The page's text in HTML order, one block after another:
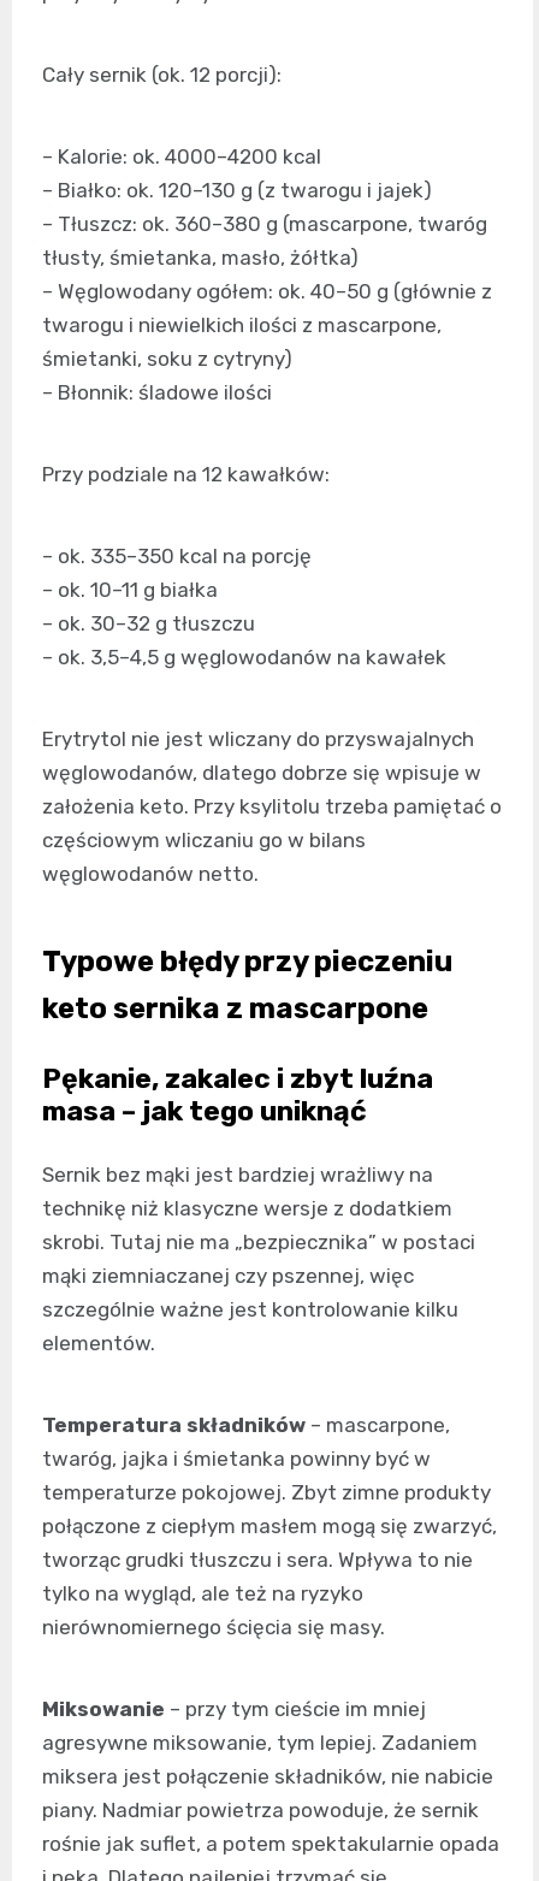
Cały sernik (ok. 12 porcji):
– Kalorie: ok. 4000–4200 kcal
– Białko: ok. 120–130 g (z twarogu i jajek)
– Tłuszcz: ok. 360–380 g (mascarpone, twaróg
tłusty, śmietanka, masło, żółtka)
– Węglowodany ogółem: ok. 40–50 g (głównie z
twarogu i niewielkich ilości z mascarpone,
śmietanki, soku z cytryny)
– Błonnik: śladowe ilości
Przy podziale na 12 kawałków:
– ok. 335–350 kcal na porcję
– ok. 10–11 g białka
– ok. 30–32 g tłuszczu
– ok. 3,5–4,5 g węglowodanów na kawałek
Erytrytol nie jest wliczany do przyswajalnych
węglowodanów, dlatego dobrze się wpisuje w
założenia keto. Przy ksylitolu trzeba pamiętać o
częściowym wliczaniu go w bilans
węglowodanów netto.
Typowe błędy przy pieczeniu
keto sernika z mascarpone
Pękanie, zakalec i zbyt luźna
masa – jak tego uniknąć
Sernik bez mąki jest bardziej wrażliwy na
technikę niż klasyczne wersje z dodatkiem
skrobi. Tutaj nie ma „bezpiecznika” w postaci
mąki ziemniaczanej czy pszennej, więc
szczególnie ważne jest kontrolowanie kilku
elementów.
Temperatura składników – mascarpone,
twaróg, jajka i śmietanka powinny być w
temperaturze pokojowej. Zbyt zimne produkty
połączone z ciepłym masłem mogą się zwarzyć,
tworząc grudki tłuszczu i sera. Wpływa to nie
tylko na wygląd, ale też na ryzyko
nierównomiernego ścięcia się masy.
Miksowanie – przy tym cieście im mniej
agresywne miksowanie, tym lepiej. Zadaniem
miksera jest połączenie składników, nie nabicie
piany. Nadmiar powietrza powoduje, że sernik
rośnie jak suflet, a potem spektakularnie opada